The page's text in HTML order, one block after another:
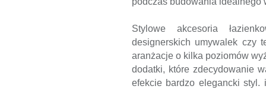
Stylowe akcesoria
designerskich umywalek czy
aranżacje o kilka poziomów
dodatki, które zdecydowanie
efekcie bardzo elegancki styl.